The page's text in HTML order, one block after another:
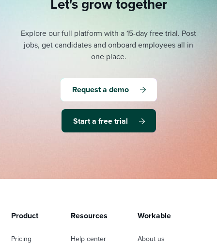
Let's grow together
Explore our full platform with a 15-day free trial. Post
jobs, get candidates and onboard employees all in
one place.
Request a demo
Start a free trial
Product
Pricing
Resources
Help center
Workable
About us